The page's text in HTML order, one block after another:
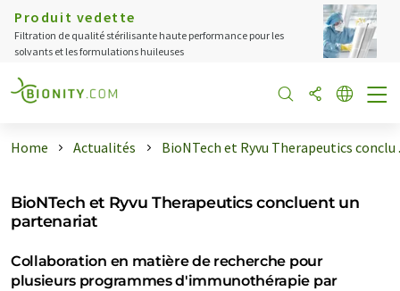
Produit vedette
Filtration de qualité stérilisante haute performance pour les
solvants et les formulations huileuses
Home Actualités BioNTech et Ryvu Therapeutics conclu
BioNTech et Ryvu Therapeutics concluent un
partenariat
Collaboration en matière de recherche pour
plusieurs programmes d'immunothérapie par